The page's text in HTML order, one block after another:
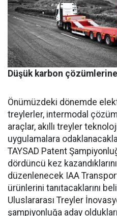
Düşük karbon
Önümüzdeki dönemde
treylerler, intermodal
araçlar, akıllı treyler
uygulamalara
TAYSAD Patent
dördüncü kez
düzenlenecek IAA
ürünlerini tanıtacaklarını
Uluslararası Treyler
şampiyonluğa aday